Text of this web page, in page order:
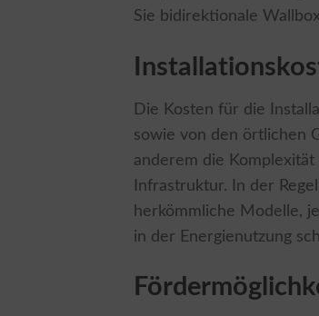
Sie bidirektionale
Die Kosten für die
sowie von den örtlichen
anderem die
Infrastruktur. In der
herkömmliche Modelle,
in der Energienutzung